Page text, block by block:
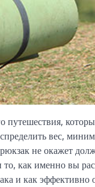
вес,
не окажет
как именно вы
и как эффективно